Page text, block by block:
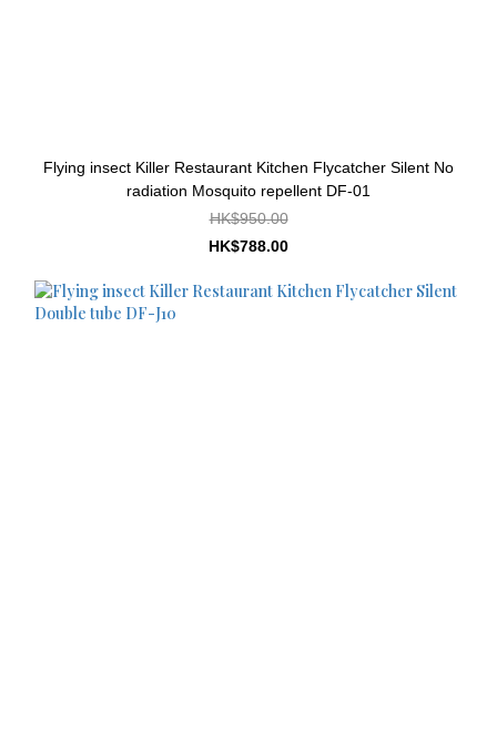
Flying insect Killer Restaurant Kitchen Flycatcher Silent No
radiation Mosquito repellent DF-01
HK$950.00
HK$788.00